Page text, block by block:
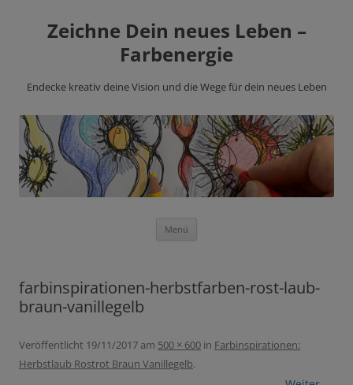
Zeichne Dein neues Leben –
Farbenergie
Endecke kreativ deine Vision und die Wege für dein neues Leben
Menü
farbinspirationen-herbstfarben-rost-laub-
braun-vanillegelb
Veröffentlicht 19/11/2017am 500 × 600 in Farbinspirationen:
Herbstlaub Rostrot Braun Vanillegelb.